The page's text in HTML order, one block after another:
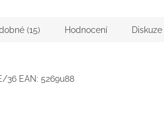
(15) Hodnocení Diskuze
36 EAN: 5269u88